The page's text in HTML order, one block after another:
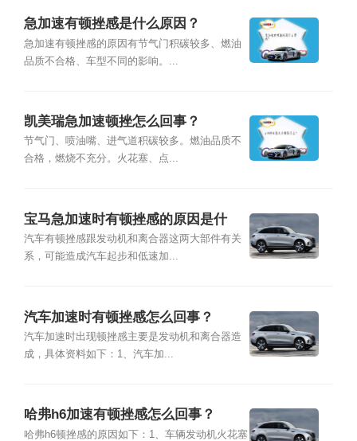
急加速有顿挫感是什么原因？
急加速有顿挫感的原因有节气门积碳较多、燃油
品质不合格、车型不同的影响。...
凯美瑞急加速顿挫怎么回事？
节气门、喷油嘴、进气道积碳较多。燃油品质不
合格，燃烧不充分。火花塞、点...
宝马急加速时有顿挫感的原因是什
么？
汽车有顿挫感跟发动机和离合器这两大部件有关
系，可能造成汽车起步和低速加...
汽车加速时有顿挫感怎么回事？
汽车加速时出现顿挫感主要是发动机和离合器造
成，具体资料如下：1、汽车加...
哈弗h6加速有顿挫感怎么回事？
哈弗h6顿挫感的原因如下：1、车辆发动机火花塞